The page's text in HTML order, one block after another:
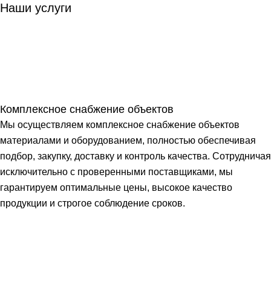
Наши услуги
Комплексное снабжение объектов
Мы осуществляем комплексное снабжение объектов
материалами и оборудованием, полностью обеспечивая
подбор, закупку, доставку и контроль качества. Сотрудничая
исключительно с проверенными поставщиками, мы
гарантируем оптимальные цены, высокое качество
продукции и строгое соблюдение сроков.